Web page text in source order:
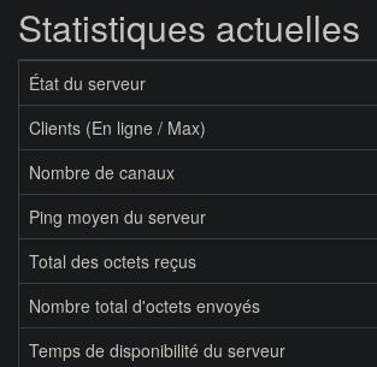
Statistiques actuelles
État du serveur
Clients (En ligne / Max)
Nombre de canaux
Ping moyen du serveur
Total des octets reçus
Nombre total d'octets envoyés
Temps de disponibilité du serveur